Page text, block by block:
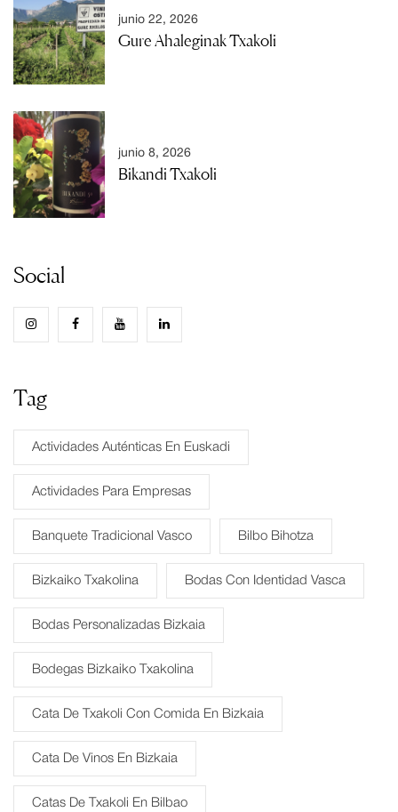
junio 22, 2026
Gure Ahaleginak Txakoli
junio 8, 2026
Bikandi Txakoli
Social
Tag
Actividades Auténticas En Euskadi
Actividades Para Empresas
Banquete Tradicional Vasco Bilbo Bihotza
Bizkaiko Txakolina Bodas Con Identidad Vasca
Bodas Personalizadas Bizkaia
Bodegas Bizkaiko Txakolina
Cata De Txakoli Con Comida En Bizkaia
Cata De Vinos En Bizkaia
Catas De Txakoli En Bilbao